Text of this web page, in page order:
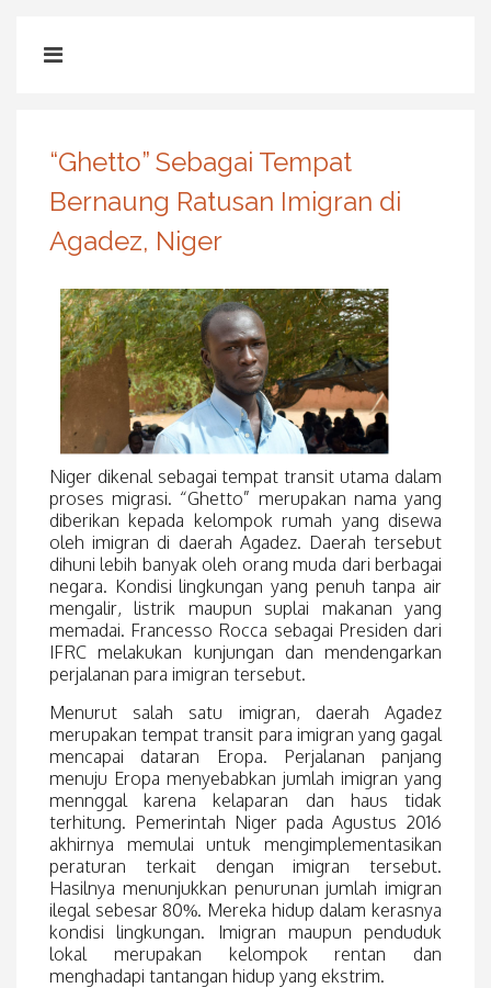
“Ghetto” Sebagai Tempat
Bernaung Ratusan Imigran di
Agadez, Niger
Niger dikenal sebagai tempat transit utama dalam
proses migrasi. “Ghetto” merupakan nama yang
diberikan kepada kelompok rumah yang disewa
oleh imigran di daerah Agadez. Daerah tersebut
dihuni lebih banyak oleh orang muda dari berbagai
negara. Kondisi lingkungan yang penuh tanpa air
mengalir, listrik maupun suplai makanan yang
memadai. Francesso Rocca sebagai Presiden dari
IFRC melakukan kunjungan dan mendengarkan
perjalanan para imigran tersebut.
Menurut salah satu imigran, daerah Agadez
merupakan tempat transit para imigran yang gagal
mencapai dataran Eropa. Perjalanan panjang
menuju Eropa menyebabkan jumlah imigran yang
mennggal karena kelaparan dan haus tidak
terhitung. Pemerintah Niger pada Agustus 2016
akhirnya memulai untuk mengimplementasikan
peraturan terkait dengan imigran tersebut.
Hasilnya menunjukkan penurunan jumlah imigran
ilegal sebesar 80%. Mereka hidup dalam kerasnya
kondisi lingkungan. Imigran maupun penduduk
lokal merupakan kelompok rentan dan
menghadapi tantangan hidup yang ekstrim.